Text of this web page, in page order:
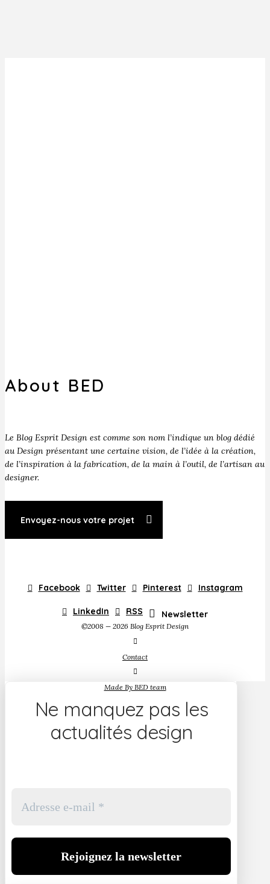
About BED
Le Blog Esprit Design est comme son nom l’indique un blog dédié
au Design présentant une certaine vision, de l’idée à la création,
de l’inspiration à la fabrication, de la main à l’outil, de l’artisan au
designer.
Envoyez-nous votre projet
Facebook Twitter Pinterest Instagram
LinkedIn RSS Newsletter
©2008 — 2026 Blog Esprit Design
Contact
Made By BED team
Ne manquez pas les
actualités design